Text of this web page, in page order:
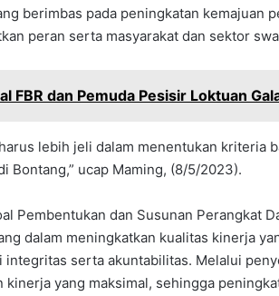
berimbas pada peningkatan kemajuan
peran serta masyarakat dan sektor
FBR dan Pemuda Pesisir Loktuan
lebih jeli dalam menentukan kriteria
Bontang,” ucap Maming, (8/5/2023).
Pembentukan dan Susunan Perangkat
dalam meningkatkan kualitas kinerja
integritas serta akuntabilitas. Melalui
kinerja yang maksimal, sehingga